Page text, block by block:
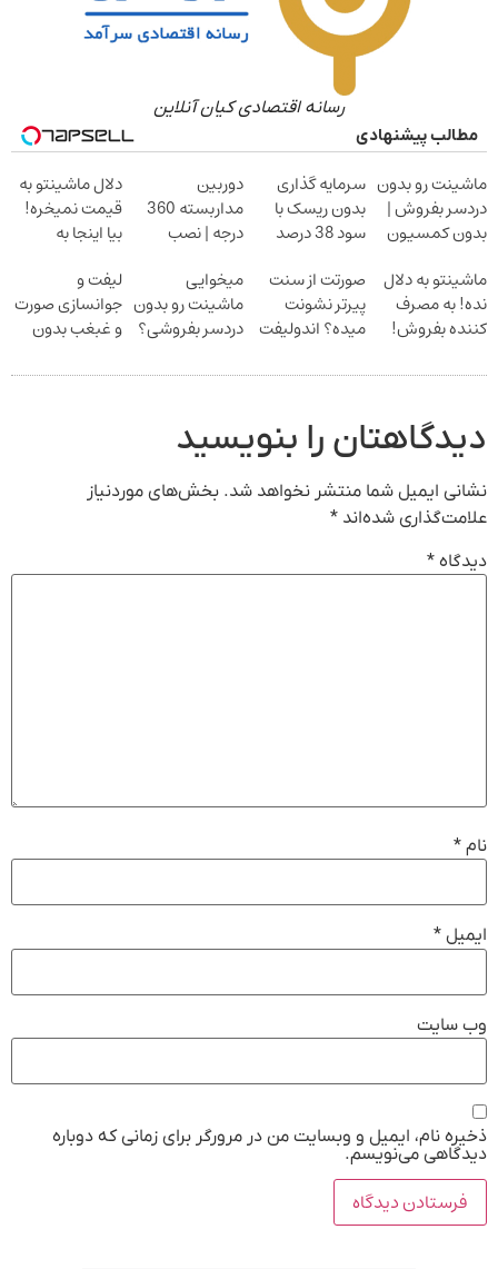
رسانه اقتصادی کیان آنلاین
مطالب پیشنهادی
ماشینت رو بدون
دردسر بفروش |
بدون کمسیون
سرمایه گذاری
بدون ریسک با
سود 38 درصد
دوربین
مداربسته 360
درجه | نصب
دلال ماشینتو به
قیمت نمیخره!
بیا اینجا به
بفروش*فقط
خریدار واقعی*
ماشینتو به دلال
نده! به مصرف
کننده بفروش!
یک تماس
صورتت از سنت
پیرتر نشونت
میده؟ اندولیفت
میخوایی
ماشینت رو بدون
دردسر بفروشی؟
لیفت و
جوانسازی صورت
و غبغب بدون
نقاهت
دیدگاهتان را بنویسید
نشانی ایمیل شما منتشر نخواهد شد. بخش‌های موردنیاز
علامت‌گذاری شده‌اند *
دیدگاه *
نام *
ایمیل *
وب‌ سایت
ذخیره نام، ایمیل و وبسایت من در مرورگر برای زمانی که دوباره
دیدگاهی می‌نویسم.